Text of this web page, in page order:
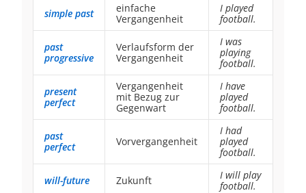
simple past
einfache
Vergangenheit
I played
football.
past
progressive
Verlaufsform der
Vergangenheit
I was
playing
football.
present
perfect
Vergangenheit
mit Bezug zur
Gegenwart
I have
played
football.
past
perfect
Vorvergangenheit
I had
played
football.
will-future Zukunft
I will play
football.